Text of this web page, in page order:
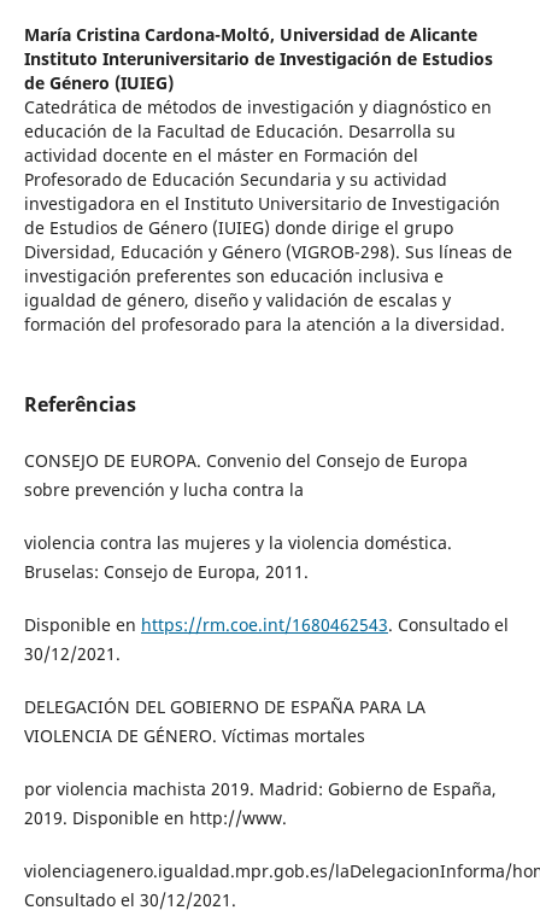
María Cristina Cardona-Moltó, Universidad de Alicante
Instituto Interuniversitario de Investigación de Estudios
de Género (IUIEG)
Catedrática de métodos de investigación y diagnóstico en
educación de la Facultad de Educación. Desarrolla su
actividad docente en el máster en Formación del
Profesorado de Educación Secundaria y su actividad
investigadora en el Instituto Universitario de Investigación
de Estudios de Género (IUIEG) donde dirige el grupo
Diversidad, Educación y Género (VIGROB-298). Sus líneas de
investigación preferentes son educación inclusiva e
igualdad de género, diseño y validación de escalas y
formación del profesorado para la atención a la diversidad.
Referências
CONSEJO DE EUROPA. Convenio del Consejo de Europa
sobre prevención y lucha contra la
violencia contra las mujeres y la violencia doméstica.
Bruselas: Consejo de Europa, 2011.
Disponible en https://rm.coe.int/1680462543. Consultado el
30/12/2021.
DELEGACIÓN DEL GOBIERNO DE ESPAÑA PARA LA
VIOLENCIA DE GÉNERO. Víctimas mortales
por violencia machista 2019. Madrid: Gobierno de España,
2019. Disponible en http://www.
violenciagenero.igualdad.mpr.gob.es/laDelegacionInforma/
Consultado el 30/12/2021.